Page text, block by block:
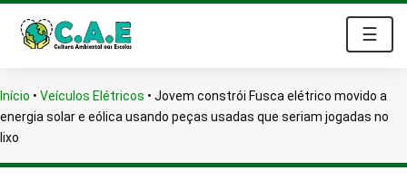
☰
Início • Veículos Elétricos • Jovem constrói Fusca elétrico movido a
energia solar e eólica usando peças usadas que seriam jogadas no
lixo